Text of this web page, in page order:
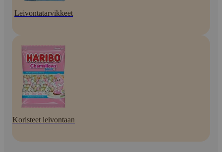
Leivontatarvikkeet
Koristeet leivontaan